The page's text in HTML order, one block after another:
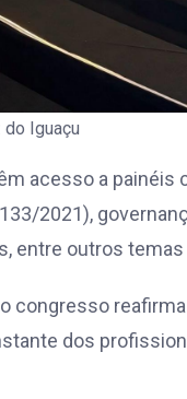
Iguaçu
acesso a
2021),
entre outros
congresso
dos